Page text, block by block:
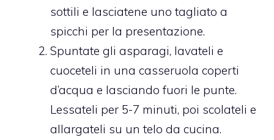
sottili e lasciatene uno tagliato a
spicchi per la presentazione.
Spuntate gli asparagi, lavateli e
cuoceteli in una casseruola coperti
d’acqua e lasciando fuori le punte.
Lessateli per 5-7 minuti, poi scolateli e
allargateli su un telo da cucina.